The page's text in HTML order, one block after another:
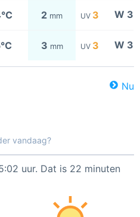
2 mm UV 3 W 3
3 mm UV 3 W 3
Nu
vandaag?
uur. Dat is 22 minuten